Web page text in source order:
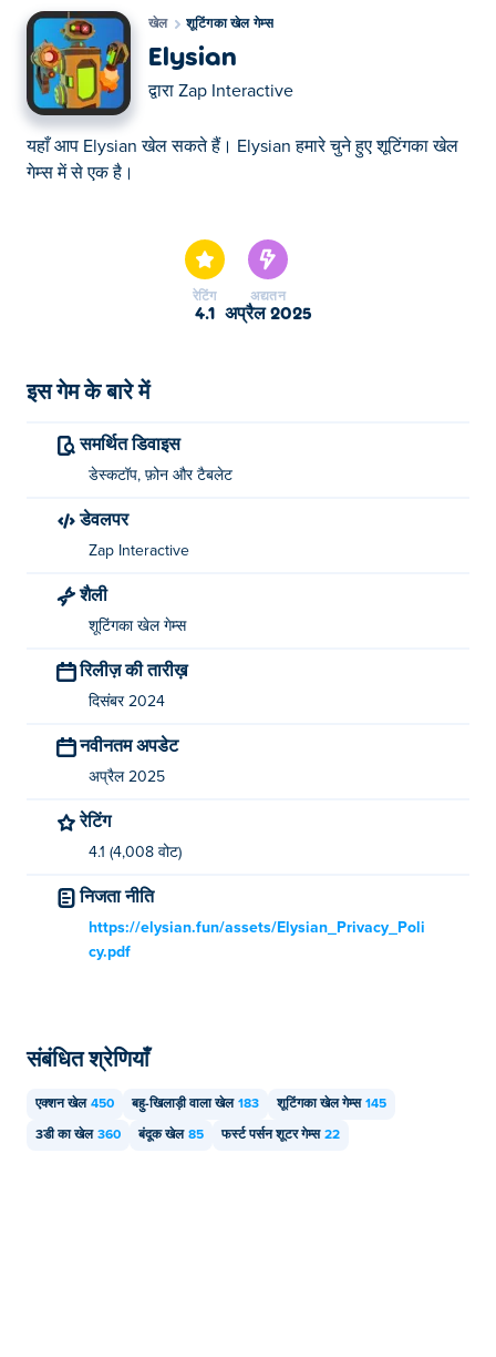
खेल शूटिंगका खेल गेम्स
Elysian
द्वारा Zap Interactive
यहाँ आप Elysian खेल सकते हैं। Elysian हमारे चुने हुए शूटिंगका खेल
गेम्स में से एक है।
रेटिंग
4.1
अद्यतन
अप्रैल 2025
इस गेम के बारे में
समर्थित डिवाइस
डेस्कटॉप, फ़ोन और टैबलेट
डेवलपर
Zap Interactive
शैली
शूटिंगका खेल गेम्स
रिलीज़ की तारीख़
दिसंबर 2024
नवीनतम अपडेट
अप्रैल 2025
रेटिंग
4.1 (4,008 वोट)
निजता नीति
https://elysian.fun/assets/Elysian_Privacy_Poli
cy.pdf
संबंधित श्रेणियाँ
एक्शन खेल 450 बहु-खिलाड़ी वाला खेल 183 शूटिंगका खेल गेम्स 145
3डी का खेल 360 बंदूक खेल 85 फर्स्ट पर्सन शूटर गेम्स 22